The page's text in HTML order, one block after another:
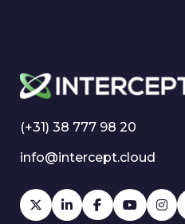
(+31) 38 777 98 20
info@intercept.cloud